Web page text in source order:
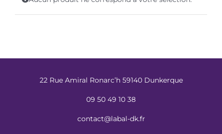
22 Rue Amiral Ronarc’h 59140 Dunkerque
09 50 49 10 38
contact@labal-dk.fr